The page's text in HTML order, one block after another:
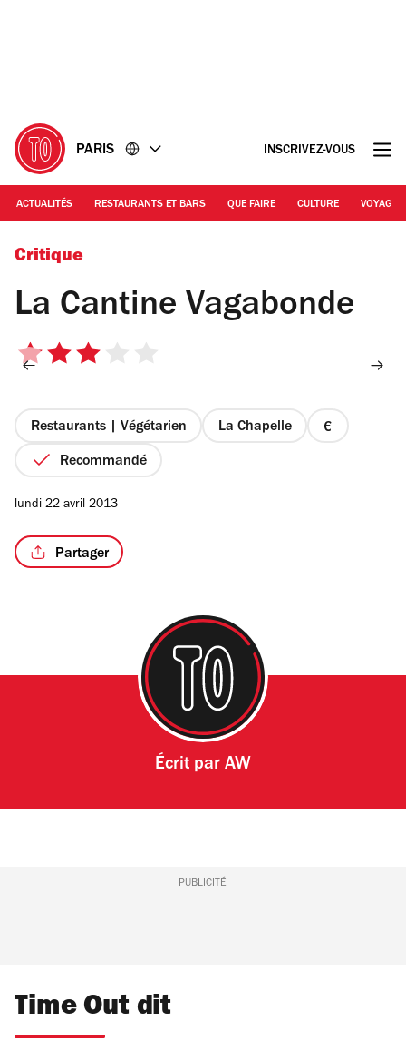
PARIS INSCRIVEZ-VOUS
ACTUALITÉS RESTAURANTS ET BARS QUE FAIRE CULTURE VOYAGE
© Time Out
Critique
La Cantine Vagabonde
3
étoiles
Restaurants | Végétarien La Chapelle
prix
Recommandé
lundi 22 avril 2013
Partager
Écrit par AW
PUBLICITÉ
Time Out dit